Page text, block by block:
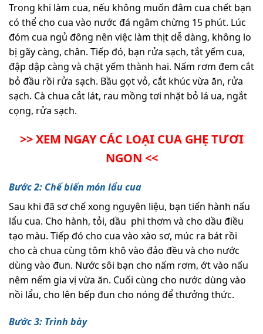
Trong khi làm cua, nếu không muốn đâm cua chết bạn
có thể cho cua vào nước đá ngâm chừng 15 phút. Lúc
đóm cua ngủ đông nên việc làm thịt dễ dàng, không lo
bị gãy càng, chân. Tiếp đó, bạn rửa sạch, tắt yếm cua,
đập dập càng và chặt yếm thành hai. Nấm rơm đem cắt
bỏ đầu rồi rửa sạch. Bầu gọt vỏ, cắt khúc vừa ăn, rửa
sạch. Cà chua cắt lát, rau mồng tơi nhặt bỏ lá ua, ngắt
cọng, rửa sạch.
>> XEM NGAY CÁC LOẠI CUA GHẸ TƯƠI
NGON <<
Bước 2: Chế biến món lẩu cua
Sau khi đã sơ chế xong nguyên liệu, bạn tiến hành nấu
lẩu cua. Cho hành, tỏi, dầu phi thơm và cho dầu điều
tạo màu. Tiếp đó cho cua vào xào sơ, múc ra bát rồi
cho cà chua cùng tôm khô vào đảo đều và cho nước
dùng vào đun. Nước sôi bạn cho nấm rơm, ớt vào nấu
nêm nếm gia vị vừa ăn. Cuối cùng cho nước dùng vào
nồi lẩu, cho lên bếp đun cho nóng để thưởng thức.
Bước 3: Trình bày